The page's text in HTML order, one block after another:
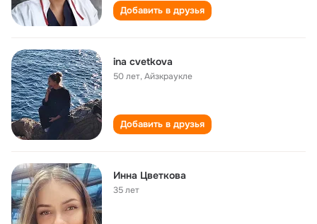
Добавить в друзья
ina cvetkova
50 лет,Айзкраукле
Добавить в друзья
Инна Цветкова
35 лет